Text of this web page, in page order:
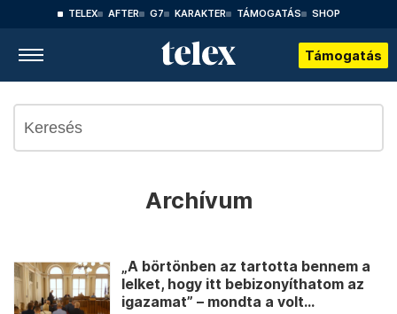
TELEX AFTER G7 KARAKTER TÁMOGATÁS SHOP
Támogatás
Archívum
„A börtönben az tartotta bennem a
lelket, hogy itt bebizonyíthatom az
igazamat” – mondta a volt...